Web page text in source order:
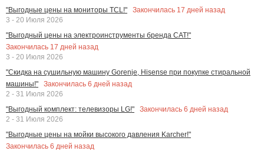
"Выгодные цены на мониторы TCL!"
Закончилась 17 дней назад
3 - 20 Июля 2026
"Выгодный цены на электроинструменты бренда CAT!"
Закончилась 17 дней назад
3 - 20 Июля 2026
"Скидка на сушильную машину Gorenje, Hisense при покупке стиральной
машины!"
Закончилась 6 дней назад
2 - 31 Июля 2026
"Выгодный комплект: телевизоры LG!"
Закончилась 6 дней назад
2 - 31 Июля 2026
"Выгодные цены на мойки высокого давления Karcher!"
Закончилась 6 дней назад